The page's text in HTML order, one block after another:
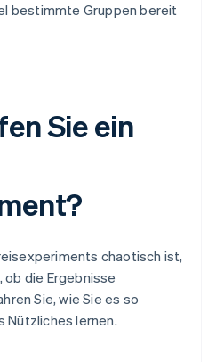
bestimmte Gruppen bereit
Sie ein
chaotisch ist,
ob die Ergebnisse
Sie, wie Sie es so
Nützliches lernen.